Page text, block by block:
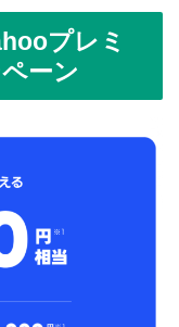
プレミ
ーン